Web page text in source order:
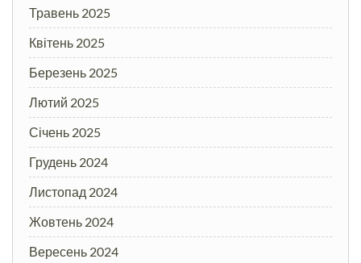
Травень 2025
Квітень 2025
Березень 2025
Лютий 2025
Січень 2025
Грудень 2024
Листопад 2024
Жовтень 2024
Вересень 2024